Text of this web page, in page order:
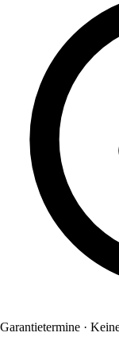
Garantietermine ·